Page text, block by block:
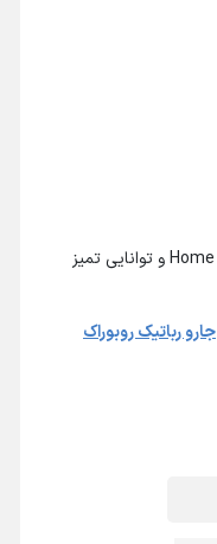
جارو رباتیک شیائومی مدل Mop 2 Pro یکی از بهترین جاروهای رباتیک موجود در بازار با توان مکش بالا، شارژدهی طولانی و طراحی مقاومه. این جارو با قابلیت‌های هوشمند مثل اتصال به اپلیکیشن Home APP و توانایی تمیز
جارو رباتیک روبوراک